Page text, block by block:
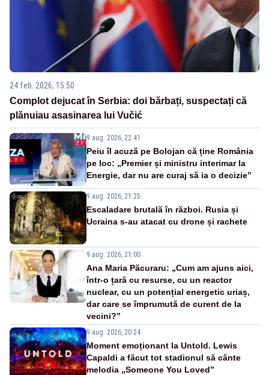
24 feb. 2026, 15:50
Complot dejucat în Serbia: doi bărbați, suspectați că
plănuiau asasinarea lui Vučić
9 aug. 2026, 22:41
Peiu îl acuză pe Bolojan că ține România
pe loc: „Premier și ministru interimar la
Energie, dar nu are curaj să ia o decizie”
9 aug. 2026, 21:25
Escaladare brutală în război. Rusia și
Ucraina s-au atacat cu drone și rachete
9 aug. 2026, 21:00
Ana Maria Păcuraru: „Cum am ajuns aici,
într-o țară cu resurse, cu un reactor
nuclear, cu un potențial energetic uriaș,
dar care se împrumută de curent de la
vecini?”
9 aug. 2026, 20:24
Moment emoționant la Untold. Lewis
Capaldi a făcut tot stadionul să cânte
melodia „Someone You Loved”